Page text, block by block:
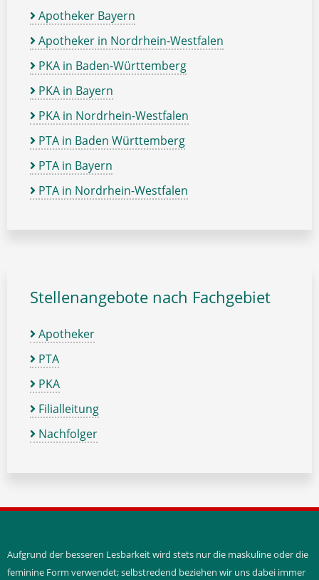
Apotheker Bayern
Apotheker in Nordrhein-Westfalen
PKA in Baden-Württemberg
PKA in Bayern
PKA in Nordrhein-Westfalen
PTA in Baden Württemberg
PTA in Bayern
PTA in Nordrhein-Westfalen
Stellenangebote nach Fachgebiet
Apotheker
PTA
PKA
Filialleitung
Nachfolger
Aufgrund der besseren Lesbarkeit wird stets nur die maskuline oder die
feminine Form verwendet; selbstredend beziehen wir uns dabei immer